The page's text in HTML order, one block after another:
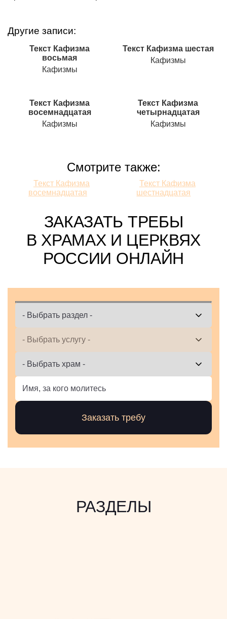
Другие записи:
Текст Кафизма
восьмая
Кафизмы
Текст Кафизма шестая
Кафизмы
Текст Кафизма
восемнадцатая
Кафизмы
Текст Кафизма
четырнадцатая
Кафизмы
Смотрите также:
Смотрите
также:
Текст Кафизма
восемнадцатая
Текст Кафизма
шестнадцатая
ЗАКАЗАТЬ ТРЕБЫ
В ХРАМАХ И ЦЕРКВЯХ
РОССИИ ОНЛАЙН
РАЗДЕЛЫ